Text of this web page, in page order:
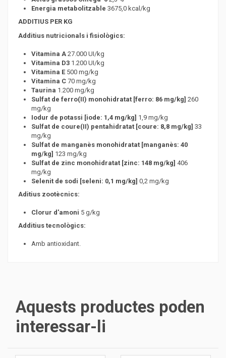
Energia metabolitzable 3675,0 kcal/kg
ADDITIUS PER KG
Additius nutricionals i fisiològics:
Vitamina A27.000 UI/kg
Vitamina D31.200 UI/kg
Vitamina E500 mg/kg
Vitamina C70 mg/kg
Taurina 1.200 mg/kg
Sulfat de ferro(II) monohidratat [ferro: 86 mg/kg] 260
mg/kg
Iodur de potassi [iode: 1,4 mg/kg] 1,9 mg/kg
Sulfat de coure(II) pentahidratat [coure: 8,8 mg/kg] 33
mg/kg
Sulfat de manganès monohidratat [manganès: 40
mg/kg] 123 mg/kg
Sulfat de zinc monohidratat [zinc: 148 mg/kg] 406
mg/kg
Selenit de sodi [seleni: 0,1 mg/kg] 0,2 mg/kg
Aditius zootècnics:
Clorur d'amoni 5 g/kg
Additius tecnològics:
Amb antioxidant.
Aquests productes poden
interessar-li